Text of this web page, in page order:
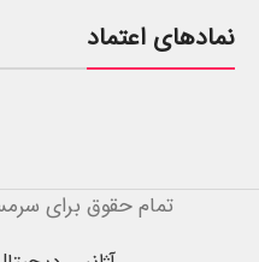
نمادهای اعتماد
تمام حقوق برای